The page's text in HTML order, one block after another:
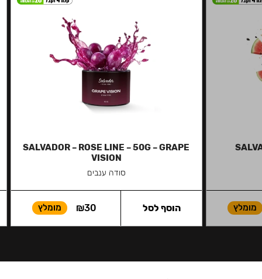
מומלץ
SALVADOR – ROSE LINE – 50G – GRAPE
VISION
סודה ענבים
₪30 מומלץ הוסף לסל